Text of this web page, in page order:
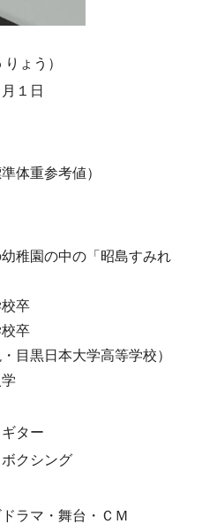
ょう）
１日
体重参考値）
稚園の中の「昭島すみれ
卒
卒
目黒日本大学高等学校）
ター
クシング
ラマ・舞台・ＣＭ